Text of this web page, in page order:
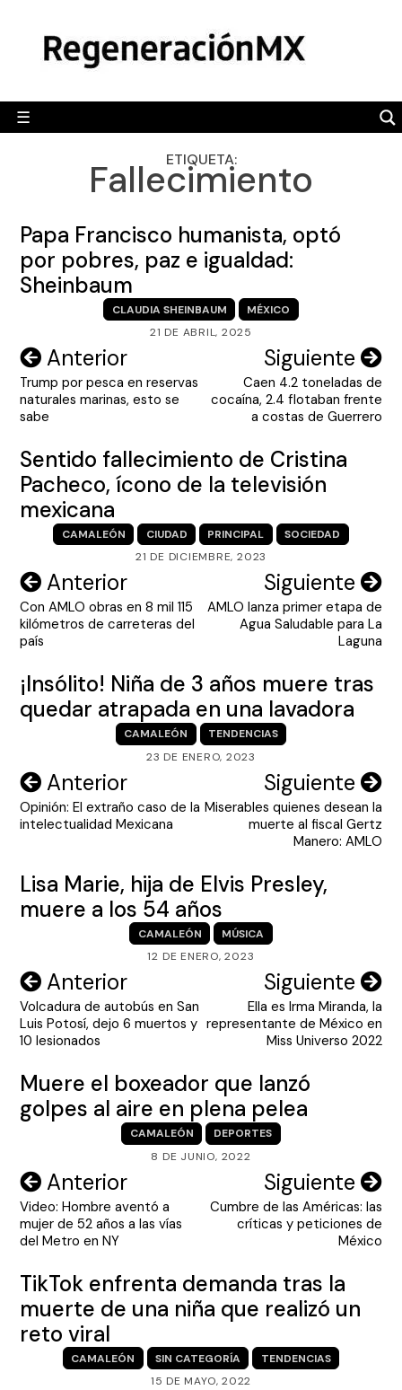
content
☰
POLÍTICA
CAMALEÓN
OPINIÓN
ENGLISH SECTION
ETIQUETA:
Fallecimiento
Papa Francisco humanista, optó
por pobres, paz e igualdad:
Sheinbaum
CLAUDIA SHEINBAUM
MÉXICO
21 DE ABRIL, 2025
Navegación
de
entradas
Anterior
Trump por pesca en reservas
naturales marinas, esto se
sabe
Siguiente
Caen 4.2 toneladas de
cocaína, 2.4 flotaban frente
a costas de Guerrero
Sentido fallecimiento de Cristina
Pacheco, ícono de la televisión
mexicana
CAMALEÓN CIUDAD PRINCIPAL
SOCIEDAD
21 DE DICIEMBRE, 2023
Navegación
de
entradas
Anterior
Con AMLO obras en 8 mil 115
kilómetros de carreteras del
país
Siguiente
AMLO lanza primer etapa de
Agua Saludable para La
Laguna
¡Insólito! Niña de 3 años muere tras
quedar atrapada en una lavadora
CAMALEÓN
TENDENCIAS
23 DE ENERO, 2023
Navegación
de
Anterior
Opinión: El extraño caso de la
intelectualidad Mexicana
Siguiente
Miserables quienes desean la
muerte al fiscal Gertz
Manero: AMLO
Lisa Marie, hija de Elvis Presley,
muere a los 54 años
CAMALEÓN
MÚSICA
12 DE ENERO, 2023
Navegación
de
entradas
Anterior
Volcadura de autobús en San
Luis Potosí, dejo 6 muertos y
10 lesionados
Siguiente
Ella es Irma Miranda, la
representante de México en
Miss Universo 2022
Muere el boxeador que lanzó
golpes al aire en plena pelea
CAMALEÓN
DEPORTES
8 DE JUNIO, 2022
Navegación
de
entradas
Anterior
Video: Hombre aventó a
mujer de 52 años a las vías
del Metro en NY
Siguiente
Cumbre de las Américas: las
críticas y peticiones de
México
TikTok enfrenta demanda tras la
muerte de una niña que realizó un
reto viral
CAMALEÓN SIN CATEGORÍA
TENDENCIAS
15 DE MAYO, 2022